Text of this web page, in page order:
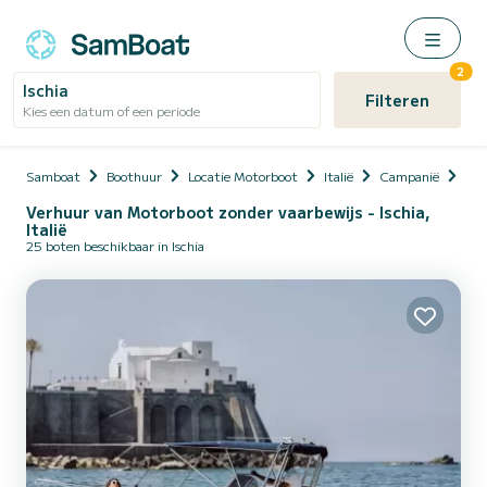
Ischia
Kies een datum of een periode Filteren
2
Samboat Boothuur Locatie Motorboot Italië Campanië
Verhuur van Motorboot zonder vaarbewijs - Ischia,
Italië
25 boten beschikbaar in Ischia